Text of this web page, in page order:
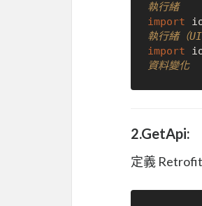
執行緒
import
執行緒（UI
import
資料變化
2.GetApi:
定義